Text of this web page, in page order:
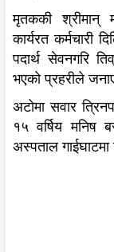
मृतककी श्रीमान्
कार्यरत कर्मचारी
पदार्थ सेवनगरि
भएको प्रहरीले
अटोमा सवार
१५ वर्षिय मनिष
अस्पताल